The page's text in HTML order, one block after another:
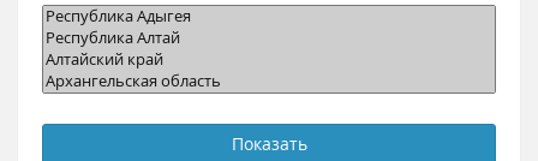
Показать